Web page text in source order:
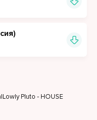
Pluto - HOUSE